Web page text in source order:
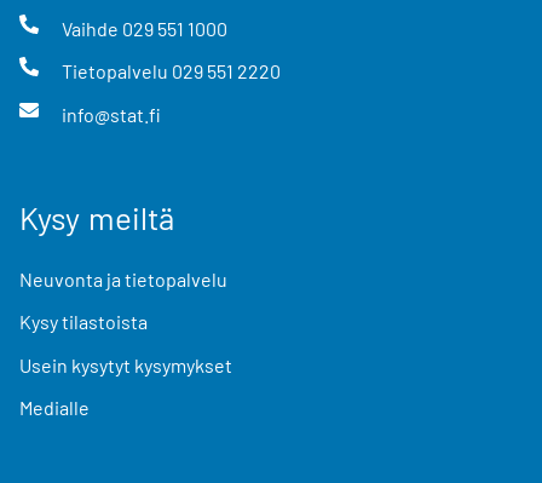
Vaihde 029 551 1000
Tietopalvelu 029 551 2220
info@stat.fi
Kysy meiltä
Neuvonta ja tietopalvelu
Kysy tilastoista
Usein kysytyt kysymykset
Medialle